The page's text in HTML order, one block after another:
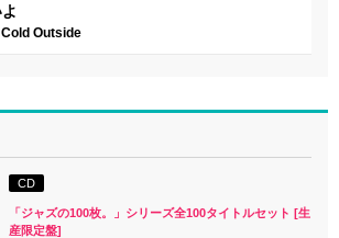
Outside
CD
「ジャズの100枚。」シリーズ全100タイトルセット [生
産限定盤]